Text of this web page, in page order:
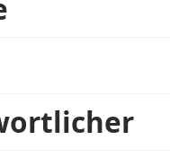
schon am
auch ganz